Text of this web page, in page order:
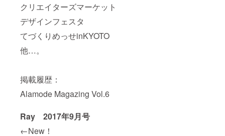
クリエイターズマーケット
デザインフェスタ
てづくりめっせinKYOTO
他…。
掲載履歴：
Alamode Magazing Vol.6
Ray 2017年9月号
←New！